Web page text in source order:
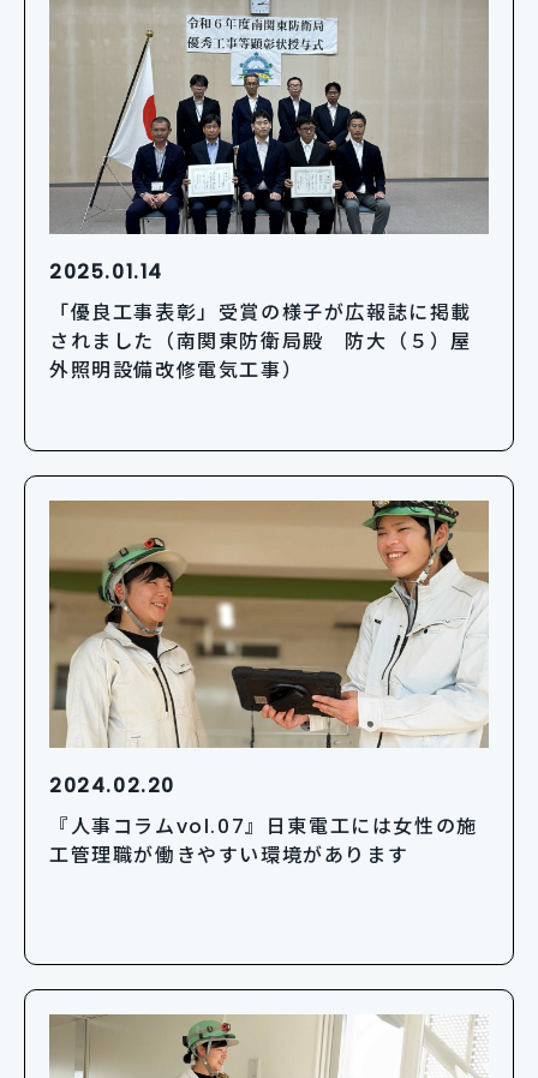
2025.01.14
「優良工事表彰」受賞の様子が広報誌に掲載
されました（南関東防衛局殿 防大（５）屋
外照明設備改修電気工事）
2024.02.20
『人事コラムvol.07』日東電工には女性の施
工管理職が働きやすい環境があります